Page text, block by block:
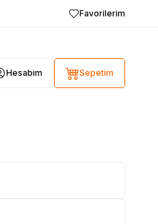
Favorilerim
Hesabım Sepetim